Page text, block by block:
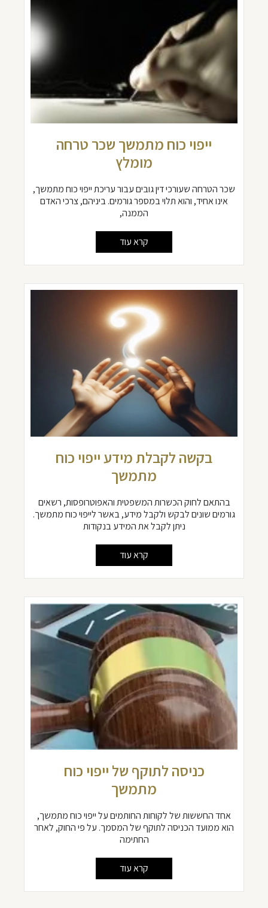
ייפוי כוח מתמשך שכר טרחה
מומלץ
שכר הטרחה שעורכי דין גובים עבור עריכת ייפוי כוח מתמשך,
אינו אחיד, והוא תלוי במספר גורמים. ביניהם, צרכי האדם
הממנה,
קרא עוד
בקשה לקבלת מידע ייפוי כוח
מתמשך
בהתאם לחוק הכשרות המשפטית והאפוטרופסות, רשאים
גורמים שונים לבקש ולקבל מידע, באשר לייפוי כוח מתמשך.
ניתן לקבל את המידע בנקודות
קרא עוד
כניסה לתוקף של ייפוי כוח
מתמשך
אחד החששות של לקוחות החותמים על ייפוי כוח מתמשך,
הוא ממועד הכניסה לתוקף של המסמך. על פי החוק, לאחר
החתימה
קרא עוד